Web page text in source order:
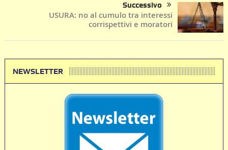
Successivo
USURA: no al cumulo tra interessi
corrispettivi e moratori
NEWSLETTER